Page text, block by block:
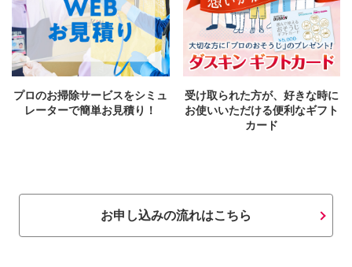
プロのお掃除サービスをシミュ
レーターで簡単お見積り！
受け取られた方が、好きな時に
お使いいただける便利なギフト
カード
お申し込みの流れはこちら